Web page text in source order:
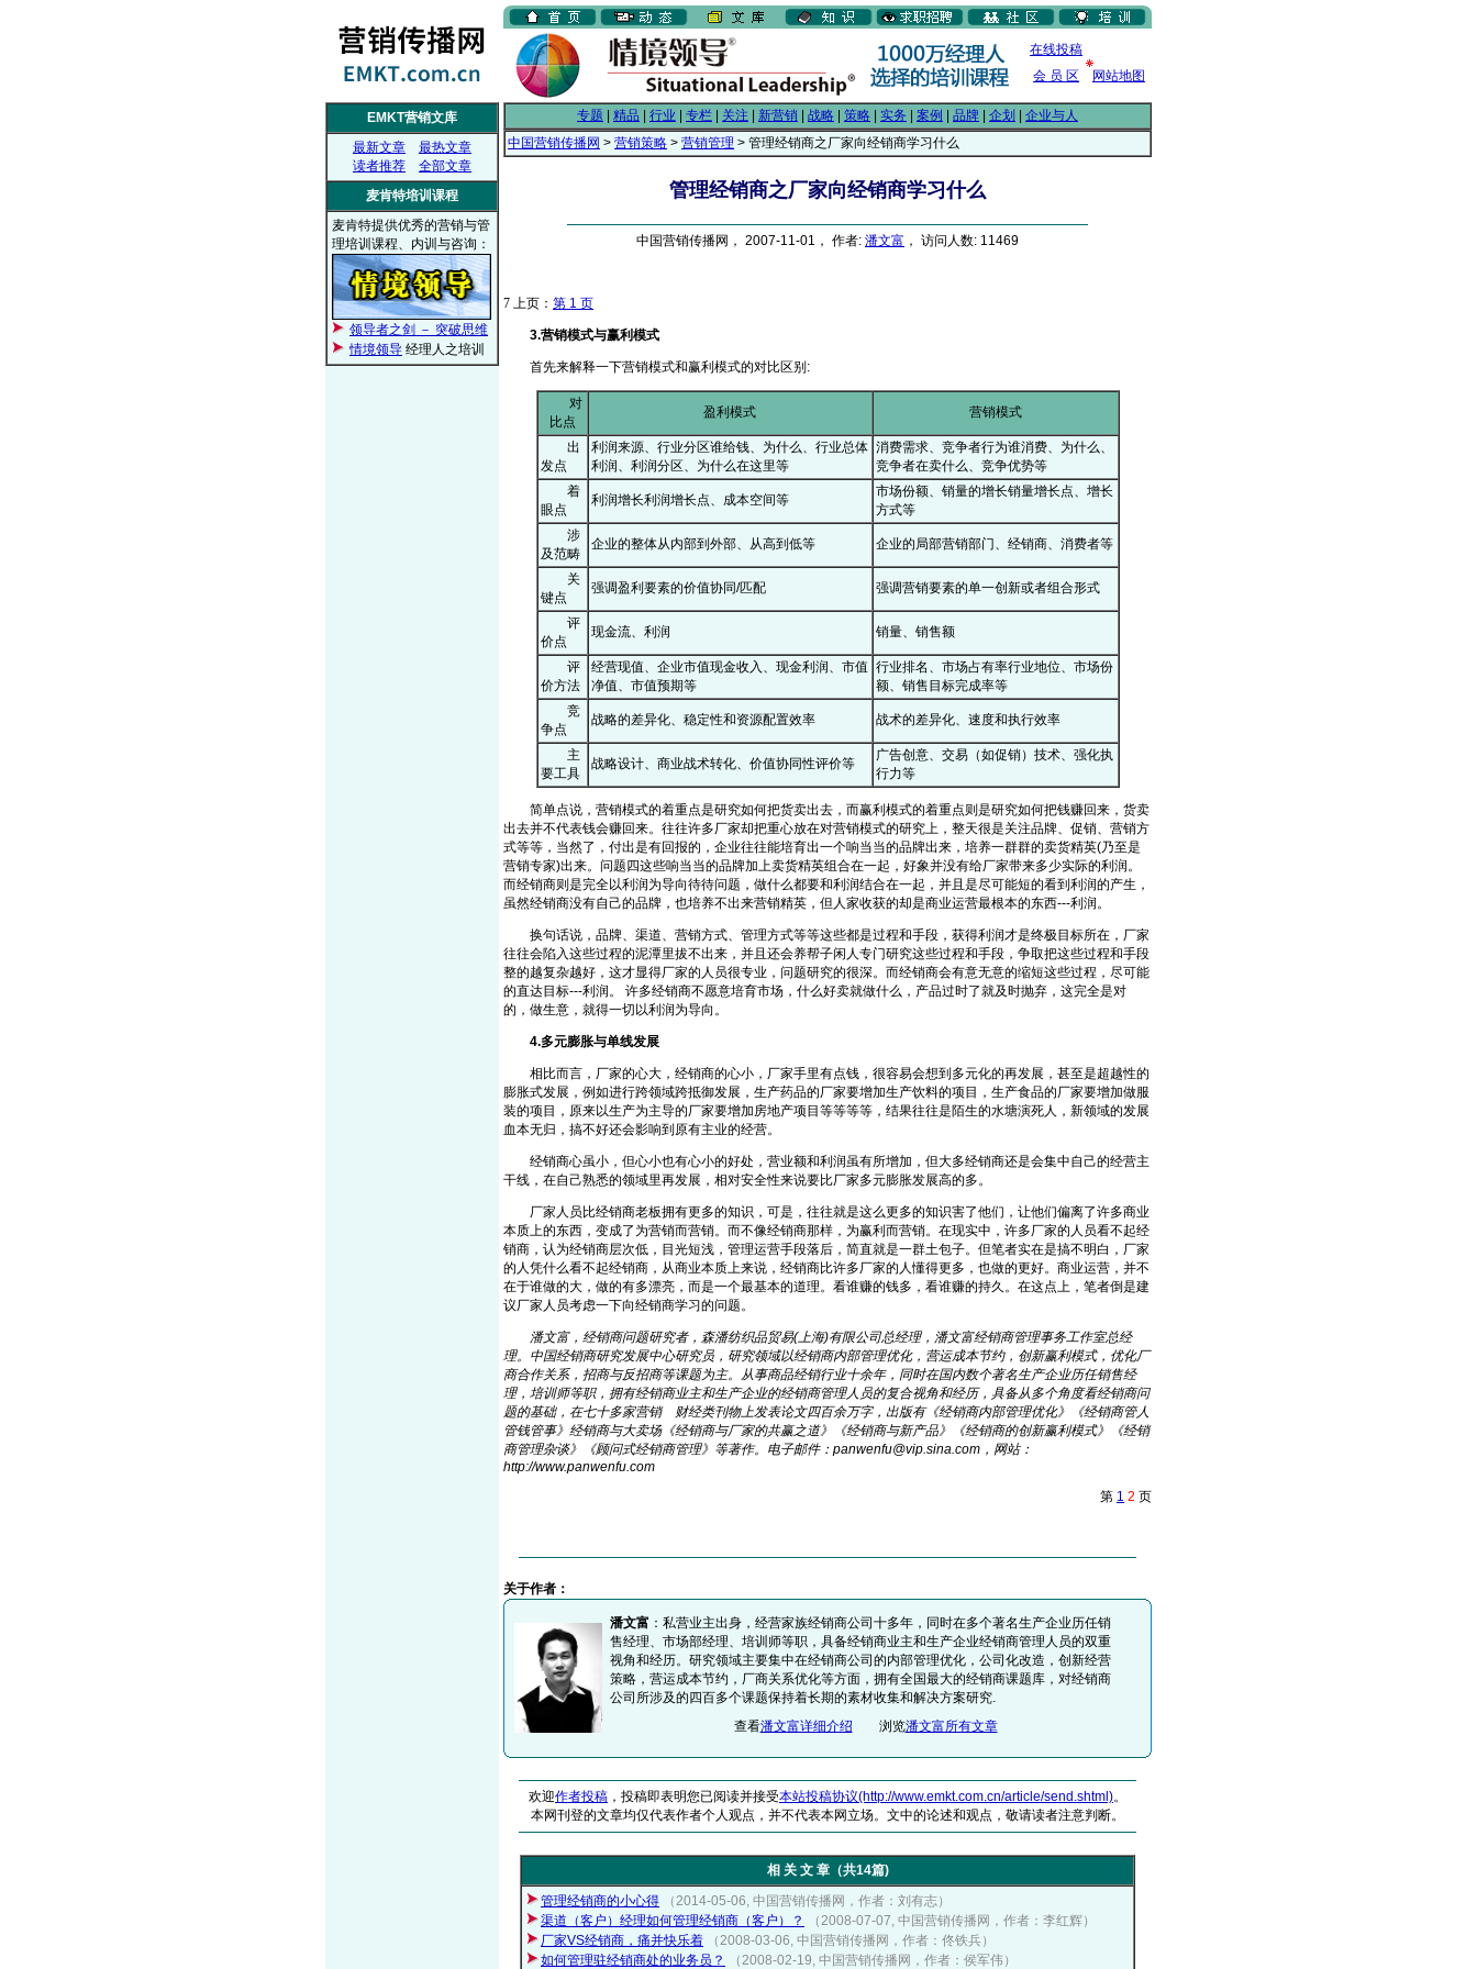
在线投稿
会 员 区
网站地图
EMKT营销文库
最新文章
最热文章
读者推荐
全部文章
麦肯特培训课程
麦肯特提供优秀的营销与管
理培训课程、内训与咨询：
领导者之剑 － 突破思维
情境领导 经理人之培训
专题 精品 行业 专栏 关注 新营销 战略 策略 实务 案例 品牌 企划
企业与人
中国营销传播网 > 营销策略 > 营销管理 > 管理经销商之厂家向经销商学习什么
管理经销商之厂家向经销商学习什么
中国营销传播网， 2007-11-01， 作者: 潘文富 ， 访问人数: 11469
7 上页： 第 1 页
3.营销模式与赢利模式
首先来解释一下营销模式和赢利模式的对比区别:
对
比点
盈利模式 营销模式
出
发点
利润来源、行业分区谁给钱、为什么、行业总体
利润、利润分区、为什么在这里等
消费需求、竞争者行为谁消费、为什么、
竞争者在卖什么、竞争优势等
着
眼点
利润增长利润增长点、成本空间等
市场份额、销量的增长销量增长点、增长
方式等
涉
及范畴
企业的整体从内部到外部、从高到低等 企业的局部营销部门、经销商、消费者等
关
键点
强调盈利要素的价值协同/匹配 强调营销要素的单一创新或者组合形式
评
价点
现金流、利润 销量、销售额
评
价方法
经营现值、企业市值现金收入、现金利润、市值
净值、市值预期等
行业排名、市场占有率行业地位、市场份
额、销售目标完成率等
竞
争点
战略的差异化、稳定性和资源配置效率 战术的差异化、速度和执行效率
主
要工具
战略设计、商业战术转化、价值协同性评价等
广告创意、交易（如促销）技术、强化执
行力等
简单点说，营销模式的着重点是研究如何把货卖出去，而赢利模式的着重点则是研究如何把钱赚回来，货卖
出去并不代表钱会赚回来。往往许多厂家却把重心放在对营销模式的研究上，整天很是关注品牌、促销、营销方
式等等，当然了，付出是有回报的，企业往往能培育出一个响当当的品牌出来，培养一群群的卖货精英(乃至是
营销专家)出来。问题四这些响当当的品牌加上卖货精英组合在一起，好象并没有给厂家带来多少实际的利润。
而经销商则是完全以利润为导向待待问题，做什么都要和利润结合在一起，并且是尽可能短的看到利润的产生，
虽然经销商没有自己的品牌，也培养不出来营销精英，但人家收获的却是商业运营最根本的东西---利润。
换句话说，品牌、渠道、营销方式、管理方式等等这些都是过程和手段，获得利润才是终极目标所在，厂家
往往会陷入这些过程的泥潭里拔不出来，并且还会养帮子闲人专门研究这些过程和手段，争取把这些过程和手段
整的越复杂越好，这才显得厂家的人员很专业，问题研究的很深。而经销商会有意无意的缩短这些过程，尽可能
的直达目标---利润。 许多经销商不愿意培育市场，什么好卖就做什么，产品过时了就及时抛弃，这完全是对
的，做生意，就得一切以利润为导向。
4.多元膨胀与单线发展
相比而言，厂家的心大，经销商的心小，厂家手里有点钱，很容易会想到多元化的再发展，甚至是超越性的
膨胀式发展，例如进行跨领域跨抵御发展，生产药品的厂家要增加生产饮料的项目，生产食品的厂家要增加做服
装的项目，原来以生产为主导的厂家要增加房地产项目等等等等，结果往往是陌生的水塘演死人，新领域的发展
血本无归，搞不好还会影响到原有主业的经营。
经销商心虽小，但心小也有心小的好处，营业额和利润虽有所增加，但大多经销商还是会集中自己的经营主
干线，在自己熟悉的领域里再发展，相对安全性来说要比厂家多元膨胀发展高的多。
厂家人员比经销商老板拥有更多的知识，可是，往往就是这么更多的知识害了他们，让他们偏离了许多商业
本质上的东西，变成了为营销而营销。而不像经销商那样，为赢利而营销。在现实中，许多厂家的人员看不起经
销商，认为经销商层次低，目光短浅，管理运营手段落后，简直就是一群土包子。但笔者实在是搞不明白，厂家
的人凭什么看不起经销商，从商业本质上来说，经销商比许多厂家的人懂得更多，也做的更好。商业运营，并不
在于谁做的大，做的有多漂亮，而是一个最基本的道理。看谁赚的钱多，看谁赚的持久。在这点上，笔者倒是建
议厂家人员考虑一下向经销商学习的问题。
潘文富，经销商问题研究者，森潘纺织品贸易(上海)有限公司总经理，潘文富经销商管理事务工作室总经
理。中国经销商研究发展中心研究员，研究领域以经销商内部管理优化，营运成本节约，创新赢利模式，优化厂
商合作关系，招商与反招商等课题为主。从事商品经销行业十余年，同时在国内数个著名生产企业历任销售经
理，培训师等职，拥有经销商业主和生产企业的经销商管理人员的复合视角和经历，具备从多个角度看经销商问
题的基础，在七十多家营销
财经类刊物上发表论文四百余万字，出版有《经销商内部管理优化》《经销商管人
管钱管事》经销商与大卖场《经销商与厂家的共赢之道》《经销商与新产品》《经销商的创新赢利模式》《经销
商管理杂谈》《顾问式经销商管理》等著作。电子邮件：panwenfu@vip.sina.com，网站：
http://www.panwenfu.com
第 1 2 页
关于作者：
潘文富 ：私营业主出身，经营家族经销商公司十多年，同时在多个著名生产企业历任销
售经理、市场部经理、培训师等职，具备经销商业主和生产企业经销商管理人员的双重
视角和经历。研究领域主要集中在经销商公司的内部管理优化，公司化改造，创新经营
策略，营运成本节约，厂商关系优化等方面，拥有全国最大的经销商课题库，对经销商
公司所涉及的四百多个课题保持着长期的素材收集和解决方案研究.
查看潘文富详细介绍 浏览潘文富所有文章
欢迎作者投稿 ，投稿即表明您已阅读并接受本站投稿协议(http://www.emkt.com.cn/article/send.shtml)。
本网刊登的文章均仅代表作者个人观点，并不代表本网立场。文中的论述和观点，敬请读者注意判断。
相 关 文 章（共14篇)
管理经销商的小心得
（2014-05-06, 中国营销传播网，作者：刘有志）
渠道（客户）经理如何管理经销商（客户）？
（2008-07-07, 中国营销传播网，作者：李红辉）
厂家VS经销商，痛并快乐着
（2008-03-06, 中国营销传播网，作者：佟铁兵）
如何管理驻经销商处的业务员？
（2008-02-19, 中国营销传播网，作者：侯军伟）